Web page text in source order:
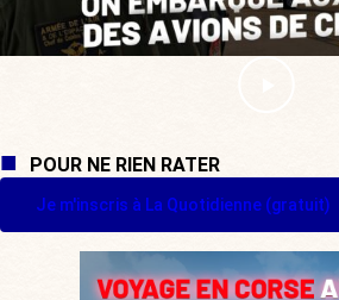
POUR NE RIEN RATER
Je m'inscris à La Quotidienne (gratuit)